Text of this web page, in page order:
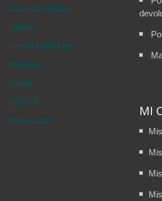
Cosmética natural
Higiene
Limpieza del Hogar
Marketing
Granel
OUTLET
Refrigerados
MI